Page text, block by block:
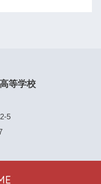
等学校
5